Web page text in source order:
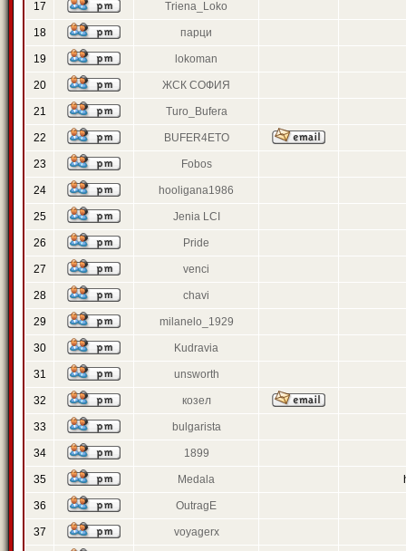
17 Triena_Loko
18 парци
19 lokoman
20 ЖСК СОФИЯ
21 Turo_Bufera
22 BUFER4ETO
23 Fobos
24 hooligana1986
25 Jenia LCI
26 Pride
27 venci
28 chavi
29 milanelo_1929
30 Kudravia
31 unsworth
32 козел
33 bulgarista
34 1899
35 Medala
36 OutragE
37 voyagerx